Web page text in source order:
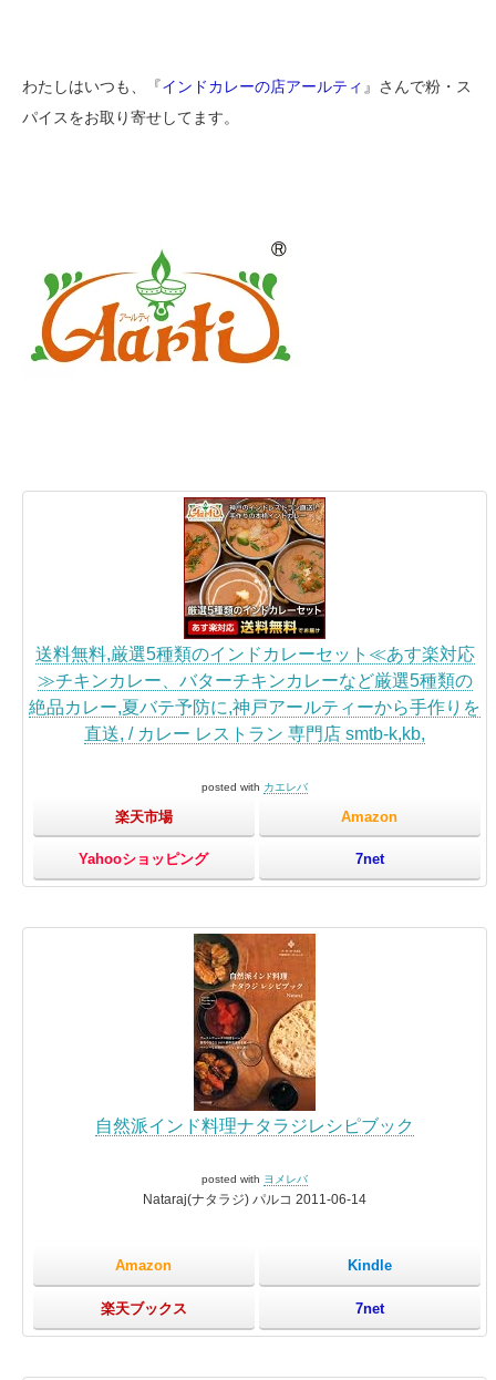
わたしはいつも、『インドカレーの店アールティ 』さんで粉・ス
パイスをお取り寄せしてます。
送料無料,厳選5種類のインドカレーセット≪あす楽対応
≫チキンカレー、バターチキンカレーなど厳選5種類の
絶品カレー,夏バテ予防に,神戸アールティーから手作りを
直送, / カレー レストラン 専門店 smtb-k,kb,
posted with カエレバ
楽天市場 Amazon
Yahooショッピング 7net
自然派インド料理ナタラジレシピブック
posted with ヨメレバ
Nataraj(ナタラジ) パルコ 2011-06-14
Amazon Kindle
楽天ブックス 7net